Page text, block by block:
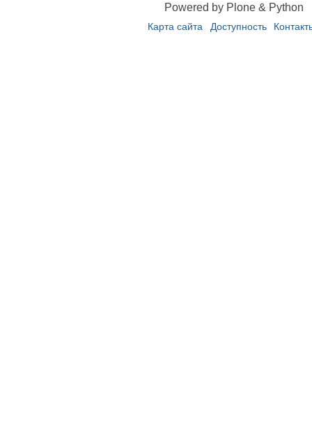
Powered by Plone & Python
Карта сайта Доступность